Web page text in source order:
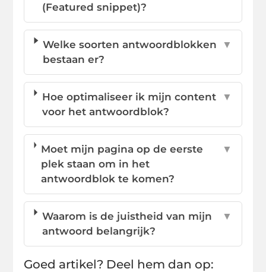
(Featured snippet)?
Welke soorten antwoordblokken
bestaan er?
▼
Hoe optimaliseer ik mijn content
voor het antwoordblok?
▼
Moet mijn pagina op de eerste
plek staan om in het
antwoordblok te komen?
▼
Waarom is de juistheid van mijn
antwoord belangrijk?
▼
Goed artikel? Deel hem dan op: